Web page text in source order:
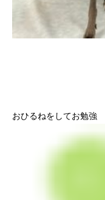
おひるねをしてお勉強